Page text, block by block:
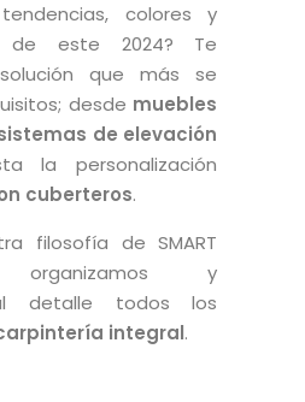
colores y
de este 2024? Te
que más se
desde muebles
de elevación
la personalización
cuberteros.
filosofía de SMART
organizamos y
detalle todos los
integral.